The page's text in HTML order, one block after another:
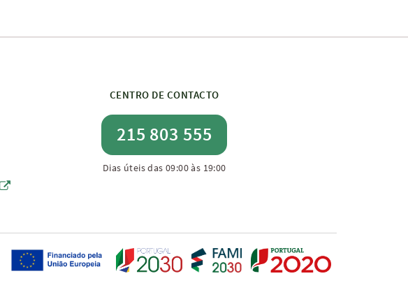
CENTRO DE CONTACTO
215 803 555
Dias úteis das 09:00 às 19:00